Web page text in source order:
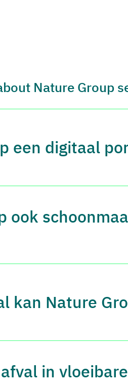
Nature Group
een digitaal
ook
kan Nature
in